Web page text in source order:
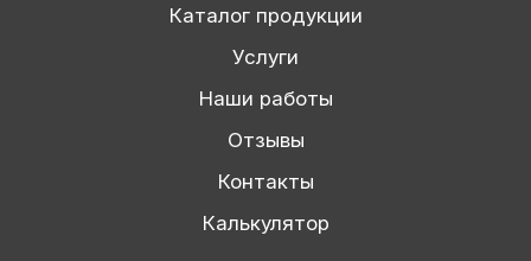
Каталог продукции
Услуги
Наши работы
Отзывы
Контакты
Калькулятор